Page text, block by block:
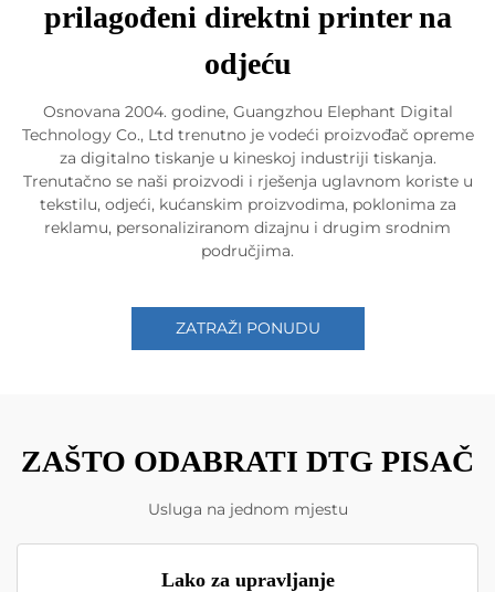
prilagođeni direktni printer na
odjeću
Osnovana 2004. godine, Guangzhou Elephant Digital
Technology Co., Ltd trenutno je vodeći proizvođač opreme
za digitalno tiskanje u kineskoj industriji tiskanja.
Trenutačno se naši proizvodi i rješenja uglavnom koriste u
tekstilu, odjeći, kućanskim proizvodima, poklonima za
reklamu, personaliziranom dizajnu i drugim srodnim
područjima.
ZATRAŽI PONUDU
ZAŠTO ODABRATI DTG PISAČ
Usluga na jednom mjestu
Lako za upravljanje